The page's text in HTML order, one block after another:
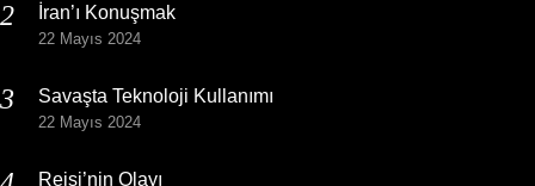
İran’ı Konuşmak
22 Mayıs 2024
Savaşta Teknoloji Kullanımı
22 Mayıs 2024
Reisi’nin Olayı